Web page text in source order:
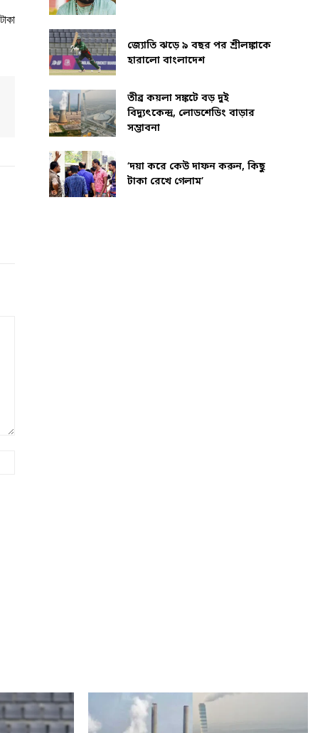
জ্যোতি ঝড়ে ৯ বছর পর শ্রীলঙ্কাকে
হারালো বাংলাদেশ
তীব্র কয়লা সঙ্কটে বড় দুই
বিদ্যুৎকেন্দ্র, লোডশেডিং বাড়ার
সম্ভাবনা
‘দয়া করে কেউ দাফন করুন, কিছু
টাকা রেখে গেলাম’